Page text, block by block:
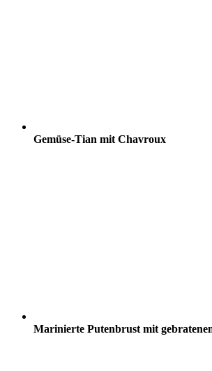
Gemüse-Tian mit Chavroux
Marinierte Putenbrust mit